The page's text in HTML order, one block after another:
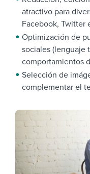
atractivo para
Facebook, Twitter
Optimización de
sociales (lenguaje
comportamientos
Selección de
complementar el